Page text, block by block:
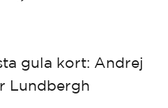
gula kort: Andrej
Lundbergh